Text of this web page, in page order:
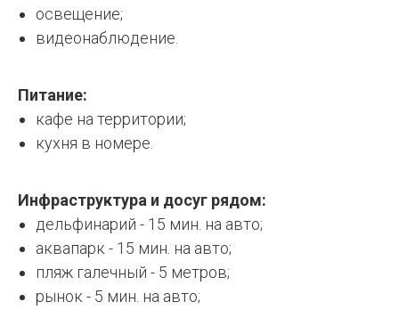
освещение;
видеонаблюдение.
Питание:
кафе на территории;
кухня в номере.
Инфраструктура и досуг рядом:
дельфинарий - 15 мин. на авто;
аквапарк - 15 мин. на авто;
пляж галечный - 5 метров;
рынок - 5 мин. на авто;